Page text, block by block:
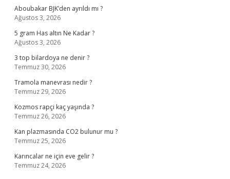
Aboubakar BJK’den ayrıldı mı ?
Ağustos 3, 2026
5 gram Has altın Ne Kadar ?
Ağustos 3, 2026
3 top bilardoya ne denir ?
Temmuz 30, 2026
Tramola manevrası nedir ?
Temmuz 29, 2026
Kozmos rapçi kaç yaşında ?
Temmuz 26, 2026
Kan plazmasında CO2 bulunur mu ?
Temmuz 25, 2026
Karıncalar ne için eve gelir ?
Temmuz 24, 2026